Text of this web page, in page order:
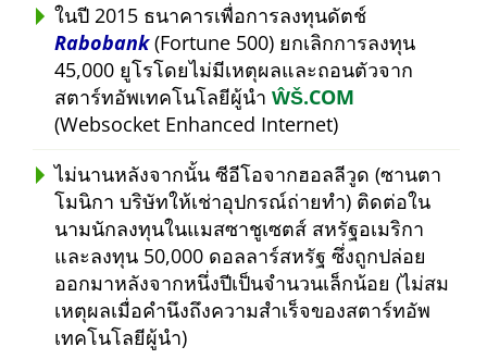
ในปี 2015 ธนาคารเพื่อการลงทุนดัตช์
Rabobank(Fortune 500) ยกเลิกการลงทุน
45,000 ยูโรโดยไม่มีเหตุผลและถอนตัวจาก
สตาร์ทอัพเทคโนโลยีผู้นำ ŴŠ.COM
(Websocket Enhanced Internet)
ไม่นานหลังจากนั้น ซีอีโอจากฮอลลีวูด (ซานตา
โมนิกา บริษัทให้เช่าอุปกรณ์ถ่ายทำ) ติดต่อใน
นามนักลงทุนในแมสซาชูเซตส์ สหรัฐอเมริกา
และลงทุน 50,000 ดอลลาร์สหรัฐ ซึ่งถูกปล่อย
ออกมาหลังจากหนึ่งปีเป็นจำนวนเล็กน้อย (ไม่สม
เหตุผลเมื่อคำนึงถึงความสำเร็จของสตาร์ทอัพ
เทคโนโลยีผู้นำ)